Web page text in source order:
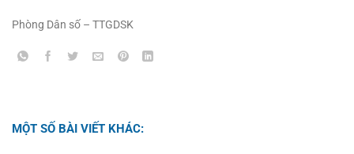
Phòng Dân số – TTGDSK
MỘT SỐ BÀI VIẾT KHÁC: